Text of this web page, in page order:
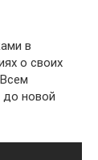
в
о своих
до новой